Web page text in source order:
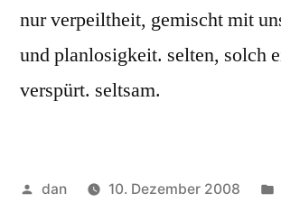
nur verpeiltheit, gemischt mit
und planlosigkeit. selten, solch
verspürt. seltsam.
Veröffentlicht
dan 10. Dezember 2008